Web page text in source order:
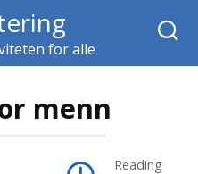
for alle
menn
Reading